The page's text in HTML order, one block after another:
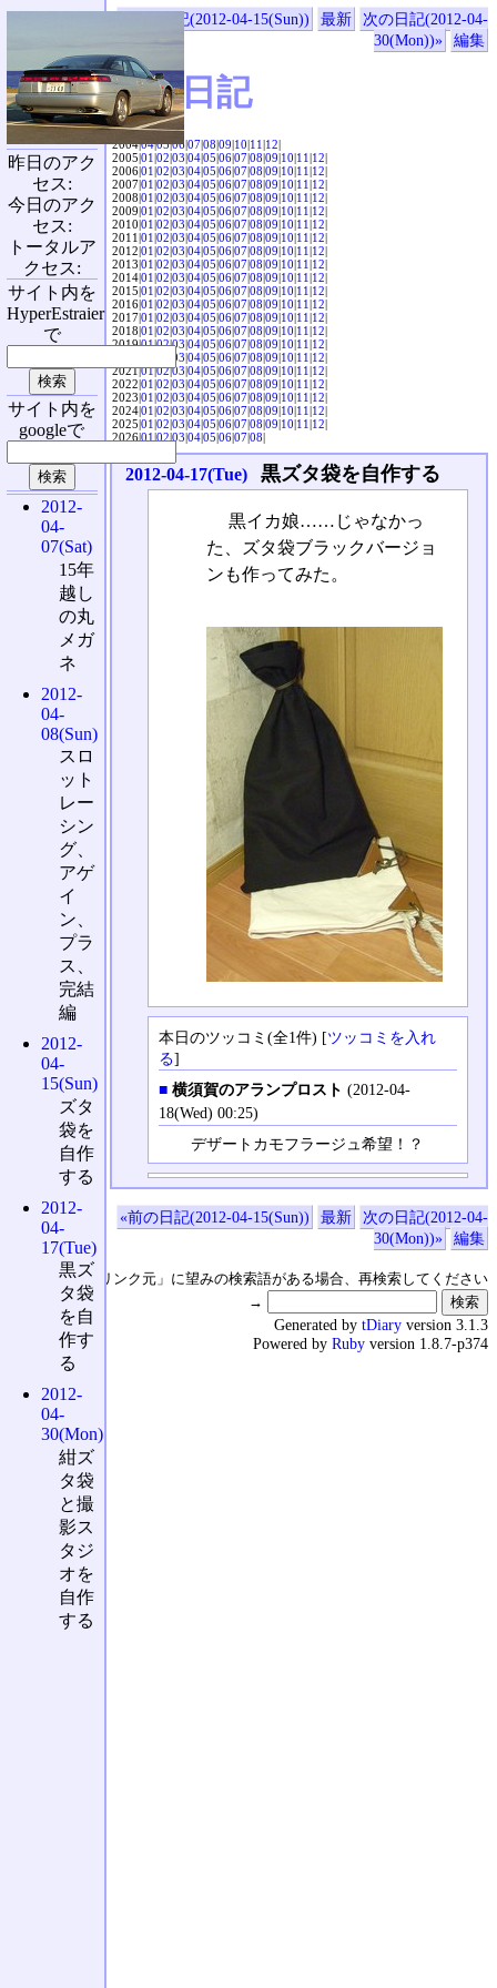
«前の日記(2012-04-15(Sun)) 最新
次の日記(2012-04-
30(Mon))»
編集
SVX日記
2004|04|05|06|07|08|09|10|11|12|
2005|01|02|03|04|05|06|07|08|09|10|11|12|
2006|01|02|03|04|05|06|07|08|09|10|11|12|
2007|01|02|03|04|05|06|07|08|09|10|11|12|
2008|01|02|03|04|05|06|07|08|09|10|11|12|
2009|01|02|03|04|05|06|07|08|09|10|11|12|
2010|01|02|03|04|05|06|07|08|09|10|11|12|
2011|01|02|03|04|05|06|07|08|09|10|11|12|
2012|01|02|03|04|05|06|07|08|09|10|11|12|
2013|01|02|03|04|05|06|07|08|09|10|11|12|
2014|01|02|03|04|05|06|07|08|09|10|11|12|
2015|01|02|03|04|05|06|07|08|09|10|11|12|
2016|01|02|03|04|05|06|07|08|09|10|11|12|
2017|01|02|03|04|05|06|07|08|09|10|11|12|
2018|01|02|03|04|05|06|07|08|09|10|11|12|
2019|01|02|03|04|05|06|07|08|09|10|11|12|
03|04|05|06|07|08|09|10|11|12|
2021|01|02|03|04|05|06|07|08|09|10|11|12|
2022|01|02|03|04|05|06|07|08|09|10|11|12|
2023|01|02|03|04|05|06|07|08|09|10|11|12|
2024|01|02|03|04|05|06|07|08|09|10|11|12|
2025|01|02|03|04|05|06|07|08|09|10|11|12|
2026|01|02|03|04|05|06|07|08|
2012-04-17(Tue) 黒ズタ袋を自作する
黒イカ娘……じゃなかっ
た、ズタ袋ブラックバージョ
ンも作ってみた。
本日のツッコミ(全1件) [ツッコミを入れ
る]
■ 横須賀のアランプロスト (2012-04-
18(Wed) 00:25)
デザートカモフラージュ希望！？
«前の日記(2012-04-15(Sun)) 最新
次の日記(2012-04-
30(Mon))»
編集
↑の「本日のリンク元」に望みの検索語がある場合、再検索してください
→
昨日のアク
セス:
今日のアク
セス:
トータルア
クセス:
サイト内を
HyperEstraier
で
サイト内を
googleで
2012-
04-
07(Sat)
15年
越し
の丸
メガ
ネ
2012-
04-
08(Sun)
スロ
ット
レー
シン
グ、
アゲ
イ
ン、
プラ
ス、
完結
編
2012-
04-
15(Sun)
ズタ
袋を
自作
する
2012-
04-
17(Tue)
黒ズ
タ袋
を自
作す
る
2012-
04-
30(Mon)
紺ズ
タ袋
と撮
影ス
タジ
オを
自作
する
Generated by tDiary version 3.1.3
Powered by Ruby version 1.8.7-p374